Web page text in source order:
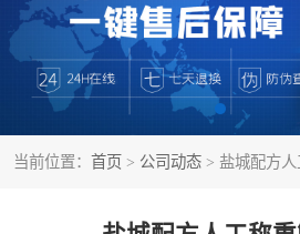
当前位置： 首页 > 公司动态 > 盐城配方
手工配料系统
自动化配料系统
屠宰轨道秤
移动源环保门禁电子台账系统